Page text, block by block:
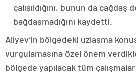
çalışıldığını, bunun da çağdaş
bağdaşmadığını kaydetti.
Aliyev’in bölgedeki uzlaşma
vurgulamasına özel önem
bölgede yapılacak tüm